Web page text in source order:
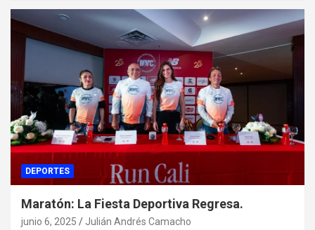
DEPORTES
Maratón: La Fiesta Deportiva Regresa.
junio 6, 2025 Julián Andrés Camacho